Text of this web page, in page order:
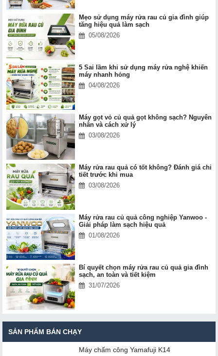
Mẹo sử dụng máy rửa rau củ gia đình giúp
tăng hiệu quả làm sạch
05/08/2026
5 Sai lầm khi sử dụng máy rửa nghệ khiến
máy nhanh hỏng
04/08/2026
Máy gọt vỏ củ quả gọt không sạch? Nguyên
nhân và cách xử lý
03/08/2026
Máy rửa rau quả có tốt không? Đánh giá chi
tiết trước khi mua
03/08/2026
Máy rửa rau củ quả công nghiệp Yanwoo -
Giải pháp làm sạch hiệu quả
01/08/2026
Bí quyết chọn máy rửa rau củ quả gia đình
sạch, an toàn và tiết kiệm
31/07/2026
SẢN PHẨM BÁN CHẠY
Máy chấm cô​ng Yamafuji K14